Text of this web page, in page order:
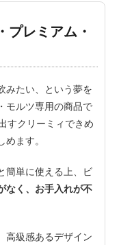
レミアム・
みたい、という夢を
モルツ専用の商品で
すクリーミィできめ
ます。
簡単に使える上、ビ
なく、お手入れが不
高級感あるデザイン